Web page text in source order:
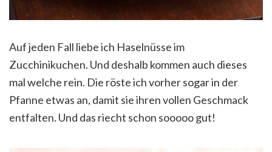
Auf jeden Fall liebe ich Haselnüsse im
Zucchinikuchen. Und deshalb kommen auch dieses
mal welche rein. Die röste ich vorher sogar in der
Pfanne etwas an, damit sie ihren vollen Geschmack
entfalten. Und das riecht schon sooooo gut!